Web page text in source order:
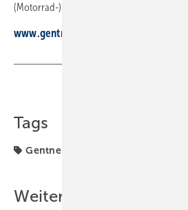
(Motorrad-)Stellplatz reserviert sein für „EFR“.
www.gentner.de
Tags
Gentner
Weitere Inhalte